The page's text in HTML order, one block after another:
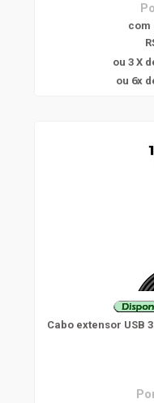
com
ou 3 X
ou 6x
Cabo extensor USB